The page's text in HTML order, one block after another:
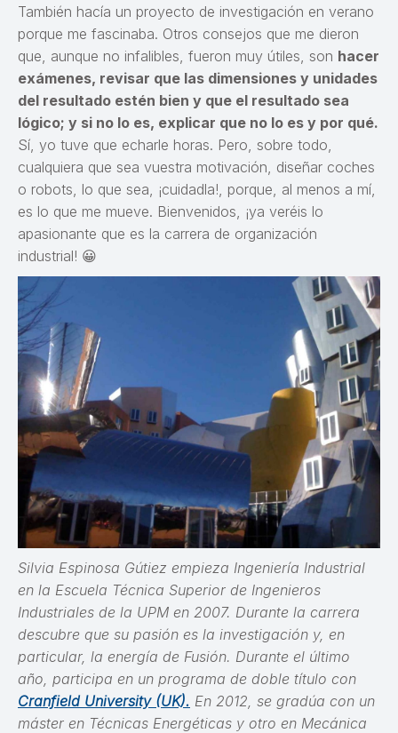
También hacía un proyecto de investigación en verano
porque me fascinaba. Otros consejos que me dieron
que, aunque no infalibles, fueron muy útiles, son hacer
exámenes, revisar que las dimensiones y unidades
del resultado estén bien y que el resultado sea
lógico; y si no lo es, explicar que no lo es y por qué.
Sí, yo tuve que echarle horas. Pero, sobre todo,
cualquiera que sea vuestra motivación, diseñar coches
o robots, lo que sea, ¡cuidadla!, porque, al menos a mí,
es lo que me mueve. Bienvenidos, ¡ya veréis lo
apasionante que es la carrera de organización
industrial! 😀
Silvia Espinosa Gútiez empieza Ingeniería Industrial
en la Escuela Técnica Superior de Ingenieros
Industriales de la UPM en 2007. Durante la carrera
descubre que su pasión es la investigación y, en
particular, la energía de Fusión. Durante el último
año, participa en un programa de doble título con
Cranfield University (UK). En 2012, se gradúa con un
máster en Técnicas Energéticas y otro en Mecánica